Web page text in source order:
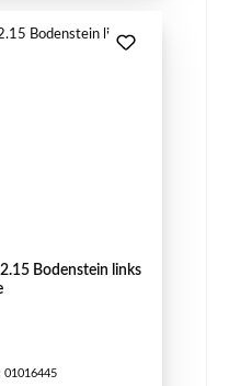
Bodenstein links
01016445